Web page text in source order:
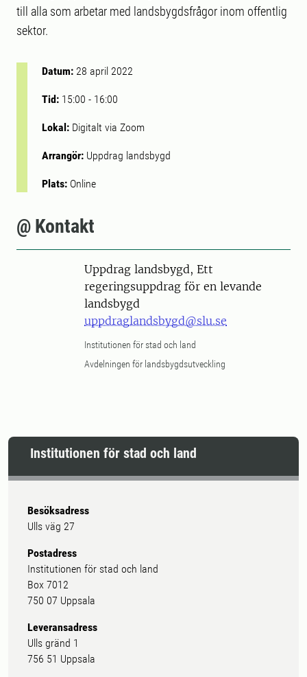
till alla som arbetar med landsbygdsfrågor inom offentlig
sektor.
Datum: 28 april 2022
Tid: 15:00 - 16:00
Lokal: Digitalt via Zoom
Arrangör: Uppdrag landsbygd
Plats: Online
@ Kontakt
Uppdrag landsbygd, Ett
regeringsuppdrag för en levande
landsbygd
uppdraglandsbygd@slu.se
Institutionen för stad och land
Avdelningen för landsbygdsutveckling
Institutionen för stad och land
Besöksadress
Ulls väg 27
Postadress
Institutionen för stad och land
Box 7012
750 07 Uppsala
Leveransadress
Ulls gränd 1
756 51 Uppsala